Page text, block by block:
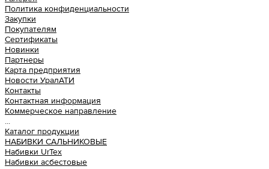
Политика конфиденциальности
Закупки
Покупателям
Сертификаты
Новинки
Партнеры
Карта предприятия
Новости УралАТИ
Контакты
Контактная информация
Коммерческое направление
...
Каталог продукции
НАБИВКИ САЛЬНИКОВЫЕ
Набивки UrTex
Набивки асбестовые